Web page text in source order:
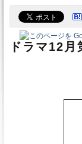
ドラマ12